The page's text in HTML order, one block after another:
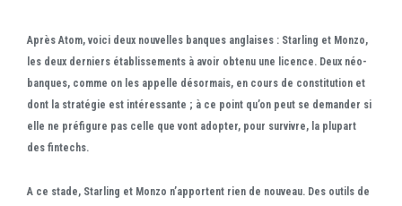
Après Atom, voici deux nouvelles banques anglaises : Starling et Monzo,
les deux derniers établissements à avoir obtenu une licence. Deux néo-
banques, comme on les appelle désormais, en cours de constitution et
dont la stratégie est intéressante ; à ce point qu’on peut se demander si
elle ne préfigure pas celle que vont adopter, pour survivre, la plupart
des fintechs.
A ce stade, Starling et Monzo n’apportent rien de nouveau. Des outils de